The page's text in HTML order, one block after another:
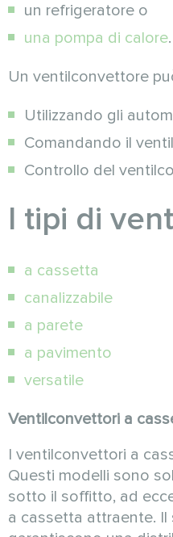
un refrigeratore o
una pompa di calore.
Un ventilconvettore
Utilizzando gli
Comandando il
Controllo del
I tipi di
a cassetta
canalizzabile
a parete
a pavimento
versatile
Ventilconvettori a
I ventilconvettori a
Questi modelli sono
sotto il soffitto, ad
a cassetta attraente.